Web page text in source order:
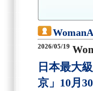
2026/05/19
日本最大
京」10月